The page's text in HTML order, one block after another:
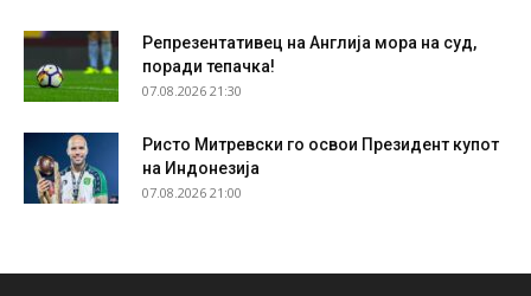
Репрезентативец на Англија мора на суд,
поради тепачка!
07.08.2026 21:30
Ристо Митревски го освои Президент купот
на Индонезија
07.08.2026 21:00